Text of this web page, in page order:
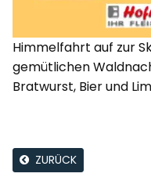
Himmelfahrt auf zur
gemütlichen
Bratwurst, Bier und
ZURÜCK